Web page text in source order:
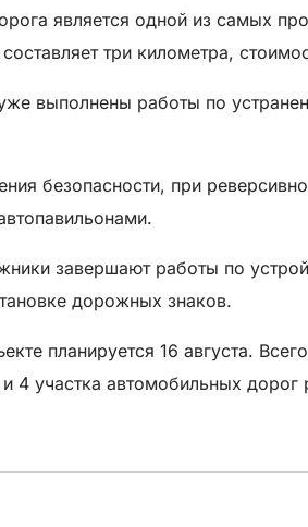
является одной из самых
три километра,
выполнены работы по
безопасности, при
завершают работы по
дорожных знаков.
планируется 16 августа.
4 участка автомобильных